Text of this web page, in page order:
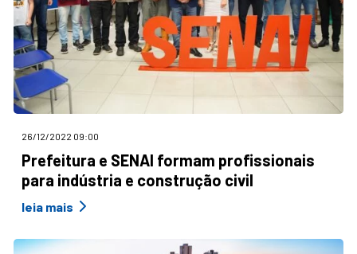
26/12/2022 09:00
Prefeitura e SENAI formam profissionais
para indústria e construção civil
leia mais